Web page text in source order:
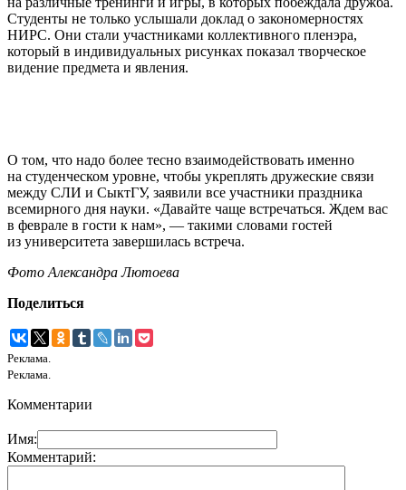
Студенты не только услышали доклад о закономерностях
НИРС. Они стали участниками коллективного пленэра,
который в индивидуальных рисунках показал творческое
видение предмета и явления.
О том, что надо более тесно взаимодействовать именно
на студенческом уровне, чтобы укреплять дружеские связи
между СЛИ и СыктГУ, заявили все участники праздника
всемирного дня науки. «Давайте чаще встречаться. Ждем вас
в феврале в гости к нам», — такими словами гостей
из университета завершилась встреча.
Фото Александра Лютоева
Поделиться
Реклама.
Реклама.
Комментарии
Имя:
Комментарий: